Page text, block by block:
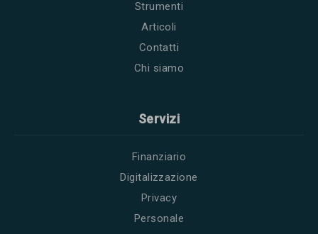
Strumenti
Articoli
Contatti
Chi siamo
Servizi
Finanziario
Digitalizzazione
Privacy
Personale